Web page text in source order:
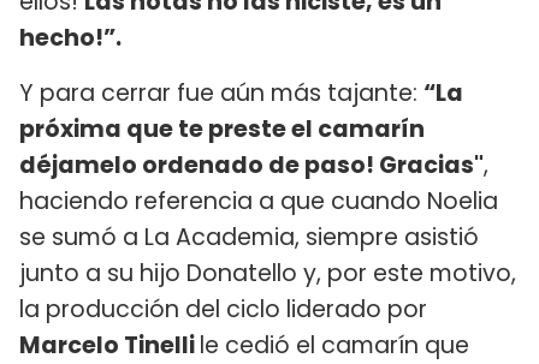
hecho!”.
Y para cerrar fue aún más tajante: “La
próxima que te preste el camarín
déjamelo ordenado de paso! Gracias",
haciendo referencia a que cuando Noelia
se sumó a La Academia, siempre asistió
junto a su hijo Donatello y, por este motivo,
la producción del ciclo liderado por
Marcelo Tinellile cedió el camarín que